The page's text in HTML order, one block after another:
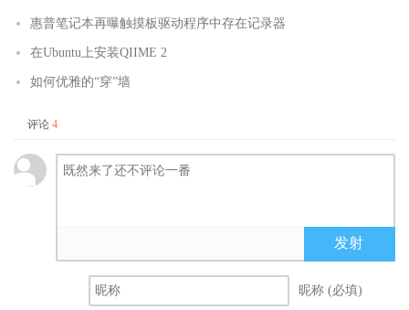
惠普笔记本再曝触摸板驱动程序中存在记录器
在Ubuntu上安装QIIME 2
如何优雅的“穿”墙
评论 4
发射
昵称 (必填)